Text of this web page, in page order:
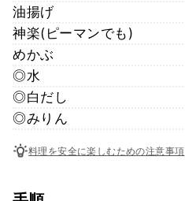
油揚げ
神楽(ピーマンでも)
めかぶ
◎水
◎白だし
◎みりん
料理を安全に楽しむための注意事項